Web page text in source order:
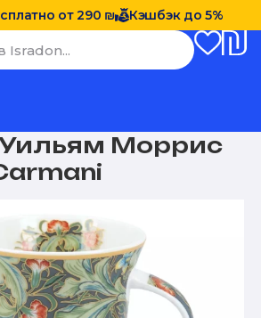
от 290 ₪ Кэшбэк до 5%
Моррис